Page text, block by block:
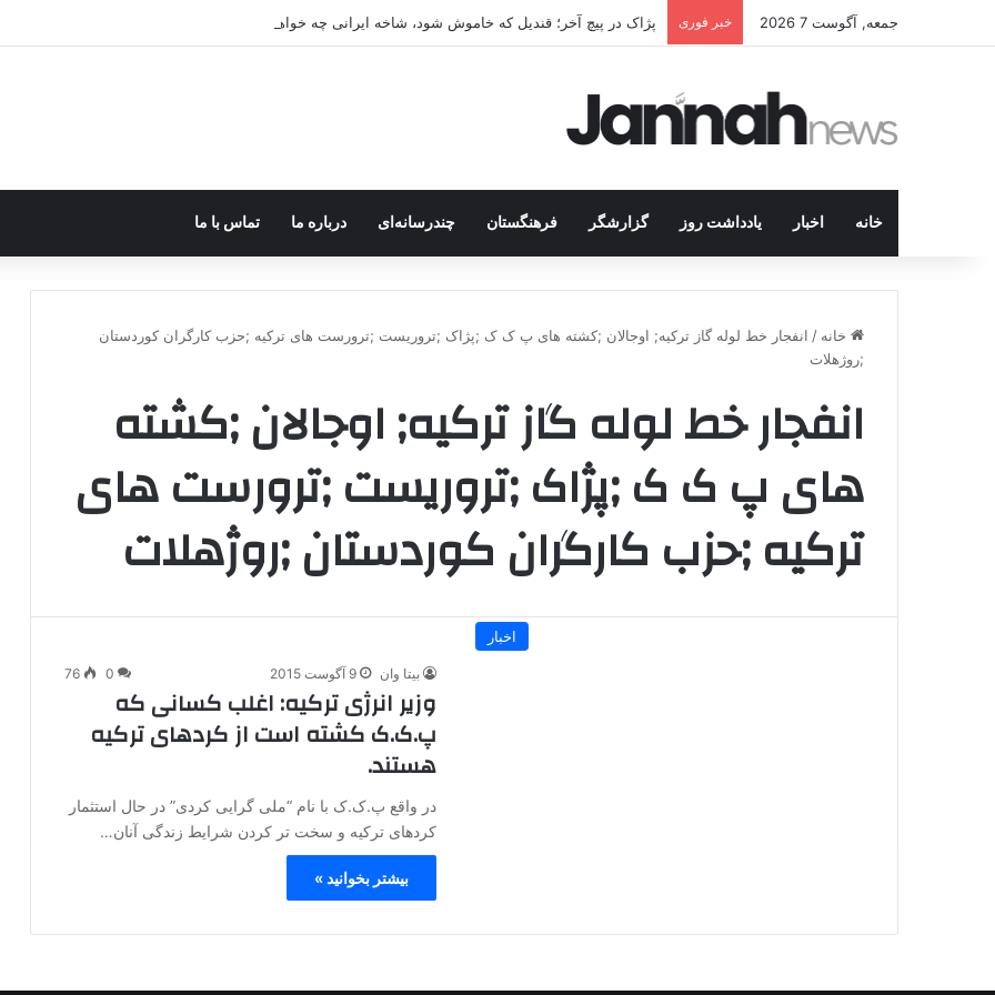
جمعه, آگوست 7 2026 خبر فوری پژاک در پیچ آخر؛ قندیل که خاموش شود، شاخه ایرانی چه خواهد کرد؟
خانه اخبار یادداشت روز گزارشگر فرهنگستان چندرسانه‌ای درباره ما تماس با ما
خانه / انفجار خط لوله گاز ترکیه; اوجالان ;کشته های پ ک ک ;پژاک ;تروریست ;ترورست های ترکیه ;حزب کارگران کوردستان
;روژهلات
انفجار خط لوله گاز ترکیه; اوجالان ;کشته
های پ ک ک ;پژاک ;تروریست ;ترورست های
ترکیه ;حزب کارگران کوردستان ;روژهلات
اخبار
بیتا وان 9 آگوست 2015 0
76
وزیر انرژی ترکیه: اغلب کسانی که
پ.ک.ک کشته است از کردهای ترکیه
هستند.
در واقع پ.ک.ک با نام “ملی گرایی کردی” در حال استثمار
کردهای ترکیه و سخت تر کردن شرایط زندگی آنان…
بیشتر بخوانید »